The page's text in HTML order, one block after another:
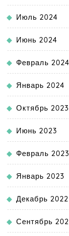
Июль 2024
Июнь 2024
Февраль 2024
Январь 2024
Октябрь 2023
Июнь 2023
Февраль 2023
Январь 2023
Декабрь 2022
Сентябрь